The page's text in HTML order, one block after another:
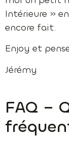
Intérieure »
encore fait.
Enjoy et
Jérémy
FAQ –